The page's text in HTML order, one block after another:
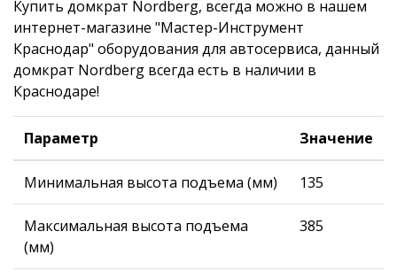
Купить домкрат Nordberg, всегда можно в нашем
интернет-магазине "Мастер-Инструмент
Краснодар" оборудования для автосервиса, данный
домкрат Nordberg всегда есть в наличии в
Краснодаре!
Параметр Значение
Минимальная высота подъема (мм) 135
Максимальная высота подъема
(мм)
385